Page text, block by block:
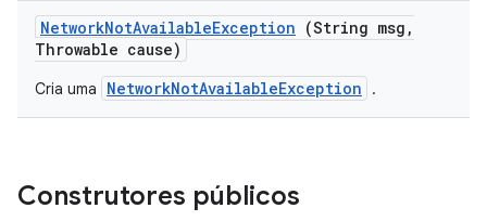
NetworkNotAvailableException (String msg ,
Throwable cause)
Cria uma NetworkNotAvailableException .
Construtores públicos